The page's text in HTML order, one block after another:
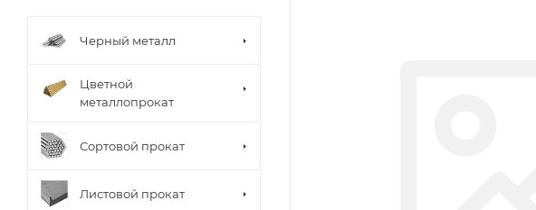
Черный металл
Цветной
металлопрокат
Сортовой прокат
Листовой прокат